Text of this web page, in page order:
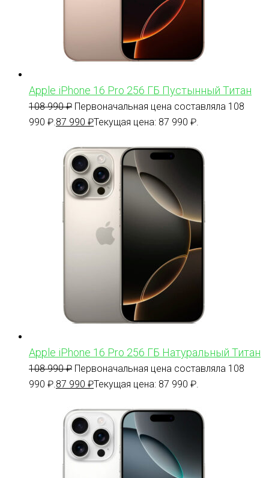
Apple iPhone 16 Pro 256 ГБ Пустынный Титан
108 990₽ Первоначальная цена составляла 108
990 ₽. 87 990 ₽Текущая цена: 87 990 ₽.
Apple iPhone 16 Pro 256 ГБ Натуральный Титан
108 990₽ Первоначальная цена составляла 108
990 ₽. 87 990 ₽Текущая цена: 87 990 ₽.